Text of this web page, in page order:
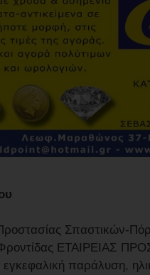
Σπαστικών-
ΕΤΑΙΡΕΙΑΣ
παράλυση,